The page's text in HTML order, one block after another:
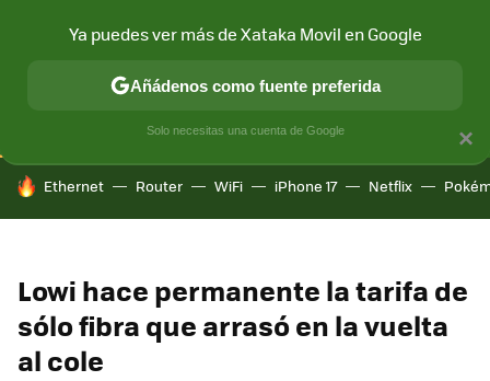
CONECTIVIDAD MÓVIL Y SOCIEDAD APLICACIONES
HOY SE HABLA DE
Ethernet Router WiFi iPhone 17 Netflix
Lowi hace permanente la tarifa de
sólo fibra que arrasó en la vuelta
al cole
×
Ya puedes ver más de Xataka Movil en Google
Añádenos como fuente preferida
Solo necesitas una cuenta de Google